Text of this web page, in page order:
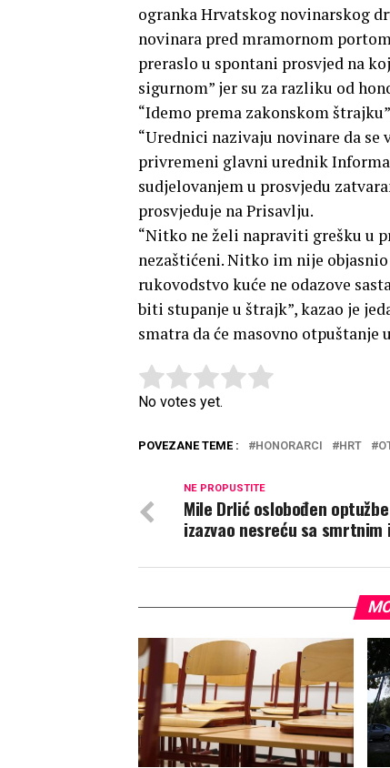
ogranka Hrvatskog novinarskog
novinara pred mramornom
preraslo u spontani prosvjed na
sigurnom” jer su za razliku od
“Idemo prema zakonskom
“Urednici nazivaju novinare da
privremeni glavni urednik
sudjelovanjem u prosvjedu
prosvjeduje na Prisavlju.
“Nitko ne želi napraviti grešku u
nezaštićeni. Nitko im nije
rukovodstvo kuće ne odazove
biti stupanje u štrajk”, kazao je
smatra da će masovno
Rate this item:
No votes yet.
POVEZANE TEME : HONORARCI HRT
NE PROPUSTITE
Mile Drlić oslobođen
izazvao nesreću sa smrtnim